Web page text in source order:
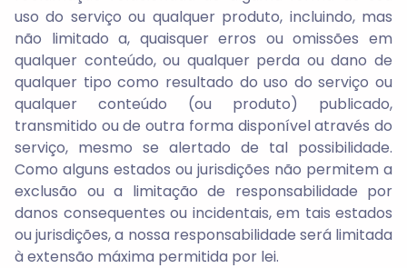
uso do serviço ou qualquer produto, incluindo, mas
não limitado a, quaisquer erros ou omissões em
qualquer conteúdo, ou qualquer perda ou dano de
qualquer tipo como resultado do uso do serviço ou
qualquer conteúdo (ou produto) publicado,
transmitido ou de outra forma disponível através do
serviço, mesmo se alertado ​​de tal possibilidade.
Como alguns estados ou jurisdições não permitem a
exclusão ou a limitação de responsabilidade por
danos consequentes ou incidentais, em tais estados
ou jurisdições, a nossa responsabilidade será limitada
à extensão máxima permitida por lei.